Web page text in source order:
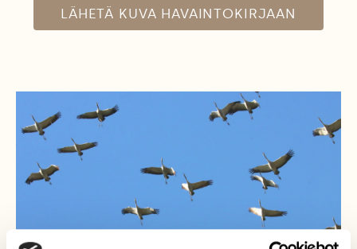
LÄHETÄ KUVA HAVAINTOKIRJAAN